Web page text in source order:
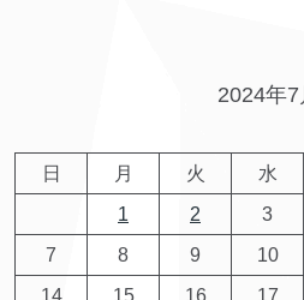
2024年7
日 月 火 水
1
2 3
7
8 9 10